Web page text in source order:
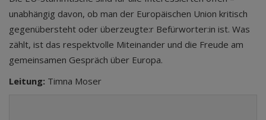
unabhängig davon, ob man der Europäischen Union kritisch
gegenübersteht oder überzeugte:r Befürworter:in ist. Was
zählt, ist das respektvolle Miteinander und die Freude am
gemeinsamen Gespräch über Europa.
Leitung: Timna Moser